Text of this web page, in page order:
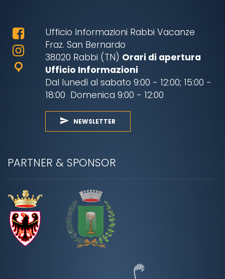
Ufficio Informazioni Rabbi Vacanze
Fraz. San Bernardo
38020 Rabbi (TN) Orari di apertura
Ufficio Informazioni
Dal lunedì al sabato 9:00 - 12:00; 15:00 -
18:00 Domenica 9:00 - 12:00
NEWSLETTER
PARTNER & SPONSOR